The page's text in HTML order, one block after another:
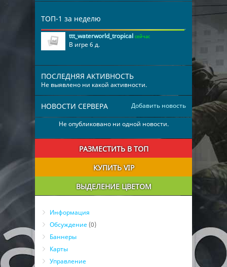
ТОП-1 за неделю
ttt_waterworld_tropical сейчас
В игре 6 д.
ПОСЛЕДНЯЯ АКТИВНОСТЬ
Не выявлено ни какой активности.
Добавить новость
НОВОСТИ СЕРВЕРА
Не опубликовано ни одной новости.
РАЗМЕСТИТЬ В ТОП
КУПИТЬ VIP
ВЫДЕЛЕНИЕ ЦВЕТОМ
Информация
Обсуждение (0)
Баннеры
Карты
Управление